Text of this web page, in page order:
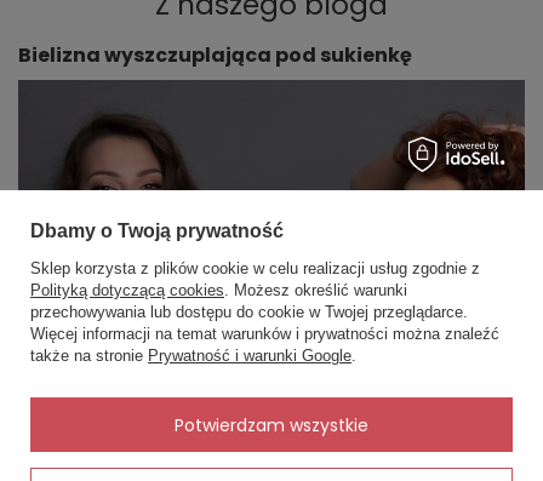
Bielizna wyszczuplająca pod sukienkę
×
✨ Asystent zakupowy
Napisz czego szukasz — pokażę
gotowe propozycje.
Dbamy o Twoją prywatność
Sklep korzysta z plików cookie w celu realizacji usług zgodnie z
Polityką dotyczącą cookies. Możesz określić warunki
przechowywania lub dostępu do cookie w Twojej przeglądarce.
Więcej informacji na temat warunków i prywatności można znaleźć
także na stronie Prywatność i warunki Google.
Potwierdzam wszystkie